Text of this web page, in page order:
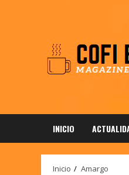
INICIO
Inicio Amargo